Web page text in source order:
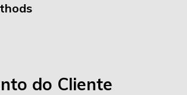
do Cliente